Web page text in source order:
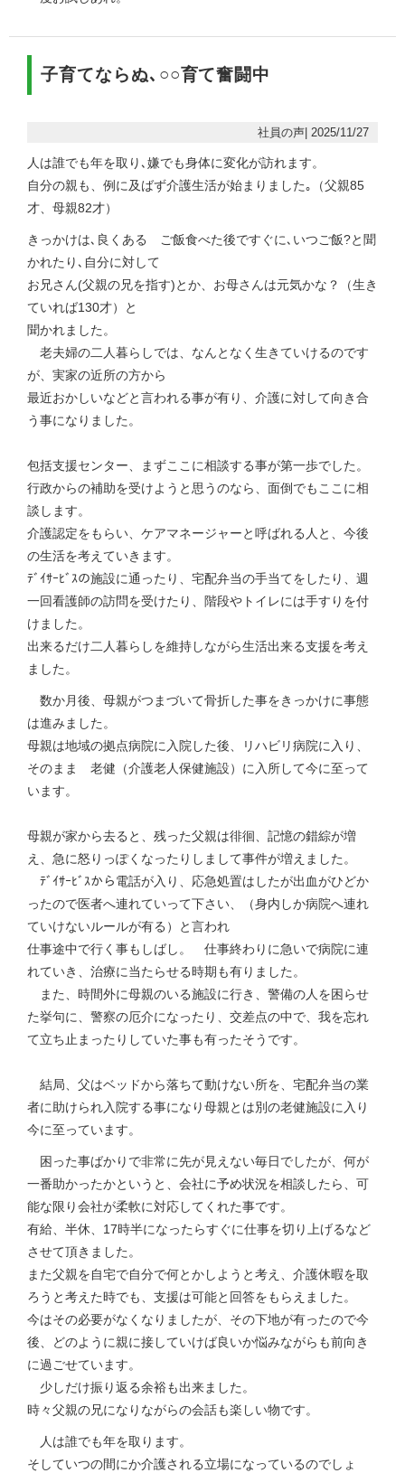
子育てならぬ､○○育て奮闘中
社員の声| 2025/11/27
人は誰でも年を取り､嫌でも身体に変化が訪れます。
自分の親も、例に及ばず介護生活が始まりました｡（父親85
才、母親82才）
きっかけは､良くある ご飯食べた後ですぐに､いつご飯?と聞
かれたり､自分に対して
お兄さん(父親の兄を指す)とか、お母さんは元気かな？（生き
ていれば130才）と
聞かれました。
老夫婦の二人暮らしでは、なんとなく生きていけるのです
が、実家の近所の方から
最近おかしいなどと言われる事が有り、介護に対して向き合
う事になりました。
包括支援センター、まずここに相談する事が第一歩でした。
行政からの補助を受けようと思うのなら、面倒でもここに相
談します。
介護認定をもらい、ケアマネージャーと呼ばれる人と、今後
の生活を考えていきます。
ﾃﾞｲｻｰﾋﾞｽの施設に通ったり、宅配弁当の手当てをしたり、週
一回看護師の訪問を受けたり、階段やトイレには手すりを付
けました。
出来るだけ二人暮らしを維持しながら生活出来る支援を考え
ました。
数か月後、母親がつまづいて骨折した事をきっかけに事態
は進みました。
母親は地域の拠点病院に入院した後、リハビリ病院に入り、
そのまま 老健（介護老人保健施設）に入所して今に至って
います。
母親が家から去ると、残った父親は徘徊、記憶の錯綜が増
え、急に怒りっぽくなったりしまして事件が増えました。
ﾃﾞｲｻｰﾋﾞｽから電話が入り、応急処置はしたが出血がひどか
ったので医者へ連れていって下さい、（身内しか病院へ連れ
ていけないルールが有る）と言われ
仕事途中で行く事もしばし。 仕事終わりに急いで病院に連
れていき、治療に当たらせる時期も有りました。
また、時間外に母親のいる施設に行き、警備の人を困らせ
た挙句に、警察の厄介になったり、交差点の中で、我を忘れ
て立ち止まったりしていた事も有ったそうです。
結局、父はベッドから落ちて動けない所を、宅配弁当の業
者に助けられ入院する事になり母親とは別の老健施設に入り
今に至っています。
困った事ばかりで非常に先が見えない毎日でしたが、何が
一番助かったかというと、会社に予め状況を相談したら、可
能な限り会社が柔軟に対応してくれた事です。
有給、半休、17時半になったらすぐに仕事を切り上げるなど
させて頂きました。
また父親を自宅で自分で何とかしようと考え、介護休暇を取
ろうと考えた時でも、支援は可能と回答をもらえました。
今はその必要がなくなりましたが、その下地が有ったので今
後、どのように親に接していけば良いか悩みながらも前向き
に過ごせています。
少しだけ振り返る余裕も出来ました。
時々父親の兄になりながらの会話も楽しい物です。
人は誰でも年を取ります。
そしていつの間にか介護される立場になっているのでしょ